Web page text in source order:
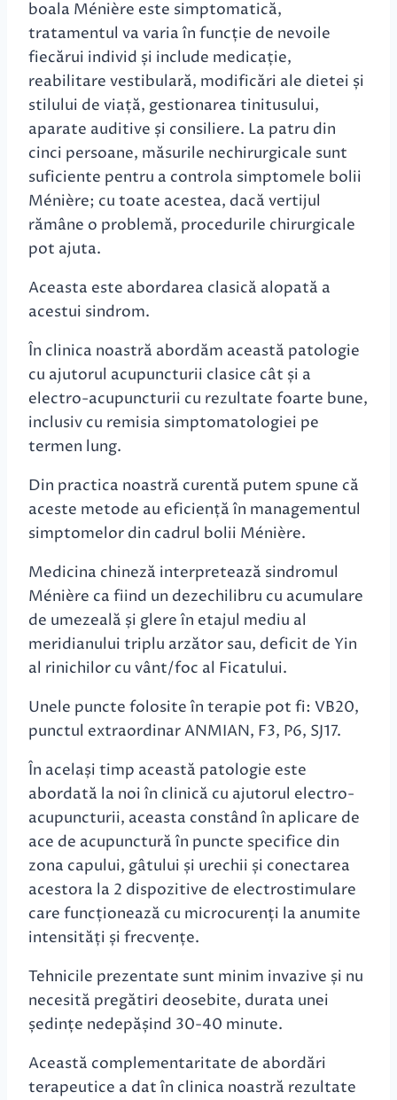
boala Ménière este simptomatică,
tratamentul va varia în funcție de nevoile
fiecărui individ și include medicație,
reabilitare vestibulară, modificări ale dietei și
stilului de viață, gestionarea tinitusului,
aparate auditive și consiliere. La patru din
cinci persoane, măsurile nechirurgicale sunt
suficiente pentru a controla simptomele bolii
Ménière; cu toate acestea, dacă vertijul
rămâne o problemă, procedurile chirurgicale
pot ajuta.
Aceasta este abordarea clasică alopată a
acestui sindrom.
În clinica noastră abordăm această patologie
cu ajutorul acupuncturii clasice cât și a
electro-acupuncturii cu rezultate foarte bune,
inclusiv cu remisia simptomatologiei pe
termen lung.
Din practica noastră curentă putem spune că
aceste metode au eficiență în managementul
simptomelor din cadrul bolii Ménière.
Medicina chineză interpretează sindromul
Ménière ca fiind un dezechilibru cu acumulare
de umezeală și glere în etajul mediu al
meridianului triplu arzător sau, deficit de Yin
al rinichilor cu vânt/foc al Ficatului.
Unele puncte folosite în terapie pot fi: VB20,
punctul extraordinar ANMIAN, F3, P6, SJ17.
În același timp această patologie este
abordată la noi în clinică cu ajutorul electro-
acupuncturii, aceasta constând în aplicare de
ace de acupunctură în puncte specifice din
zona capului, gâtului și urechii și conectarea
acestora la 2 dispozitive de electrostimulare
care funcționează cu microcurenți la anumite
intensități și frecvențe.
Tehnicile prezentate sunt minim invazive și nu
necesită pregătiri deosebite, durata unei
ședințe nedepășind 30-40 minute.
Această complementaritate de abordări
terapeutice a dat în clinica noastră rezultate